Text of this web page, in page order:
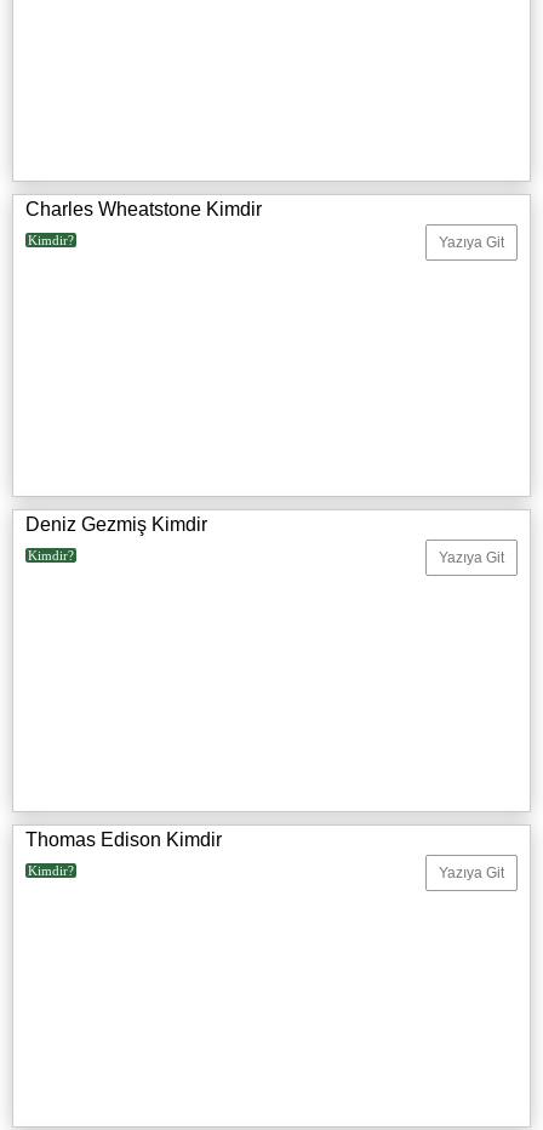
Charles Wheatstone Kimdir
Kimdir? Yazıya Git
Deniz Gezmiş Kimdir
Kimdir? Yazıya Git
Thomas Edison Kimdir
Kimdir? Yazıya Git